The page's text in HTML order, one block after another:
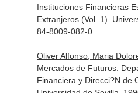
Instituciones Financieras
Extranjeros (Vol. 1).
84-8009-082-0
Oliver Alfonso, Maria
Mercados de Futuros.
Financiera y Direcci?N de